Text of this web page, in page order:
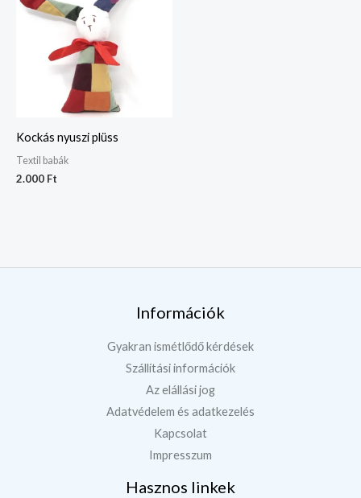
Kockás nyuszi plüss
Textil babák
2.000 Ft
Információk
Gyakran ismétlődő kérdések
Szállítási információk
Az elállási jog
Adatvédelem és adatkezelés
Kapcsolat
Impresszum
Hasznos linkek